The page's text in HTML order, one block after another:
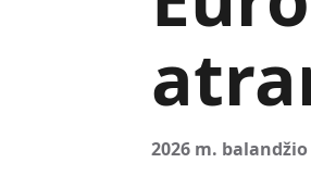
2026 m. balandžio